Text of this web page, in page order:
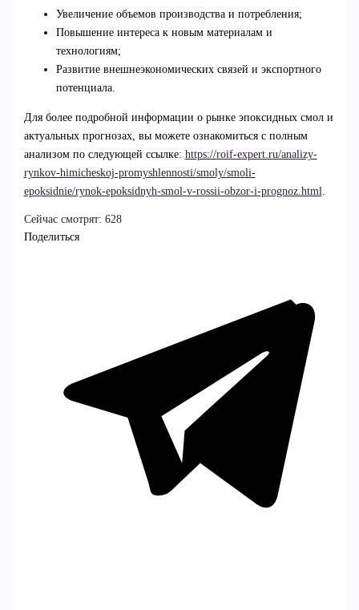
Увеличение объемов производства и потребления;
Повышение интереса к новым материалам и
технологиям;
Развитие внешнеэкономических связей и экспортного
потенциала.
Для более подробной информации о рынке эпоксидных смол и
актуальных прогнозах, вы можете ознакомиться с полным
анализом по следующей ссылке: https://roif-expert.ru/analizy-
rynkov-himicheskoj-promyshlennosti/smoly/smoli-
epoksidnie/rynok-epoksidnyh-smol-v-rossii-obzor-i-prognoz.html.
Сейчас смотрят: 628
Поделиться